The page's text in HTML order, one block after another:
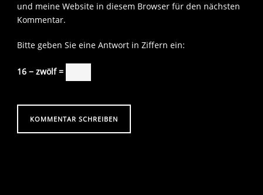
und meine Website in diesem Browser für den nächsten
Kommentar.
Bitte geben Sie eine Antwort in Ziffern ein:
16 − zwölf =